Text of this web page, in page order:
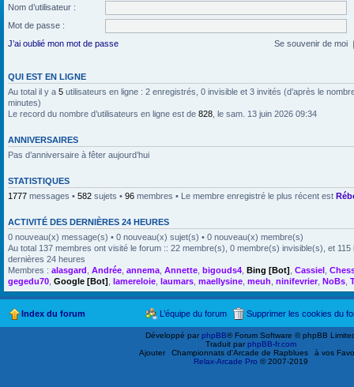
Nom d’utilisateur :
Mot de passe :
J’ai oublié mon mot de passe
Se souvenir de moi
QUI EST EN LIGNE
Au total il y a 5 utilisateurs en ligne : 2 enregistrés, 0 invisible et 3 invités (d’après le
minutes)
Le record du nombre d’utilisateurs en ligne est de 828 , le sam. 13 juin 2026 09:34
ANNIVERSAIRES
Pas d’anniversaire à fêter aujourd’hui
STATISTIQUES
1777 messages • 582 sujets • 96 membres • Le membre enregistré le plus récent est
ACTIVITÉ DES DERNIÈRES 24 HEURES
0 nouveau(x) message(s) • 0 nouveau(x) sujet(s) • 0 nouveau(x) membre(s)
Au total 137 membres ont visité le forum :: 22 membre(s), 0 membre(s) invisible(s), et
dernières 24 heures
Membres : alasgard Andrée annema Annette bigouds4 Bing [Bot] Cassiel
gegedu70 Google [Bot] lamereloie laumars maellysine meuh ninifevrier, NoBs
Index du forum Supprimer les cookies du
L’équipe du forum
Développé parphpBB® Forum Software © phpBB
Traduit parphpBB-fr.com
Ajouter
Championnats d'Arcade de Rapblues
à vos
Relax-Arcade Pro © 2007-2019